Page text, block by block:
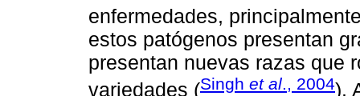
enfermedades,
estos patógenos presentan
presentan nuevas razas que
variedades (Singh et al., 2004).